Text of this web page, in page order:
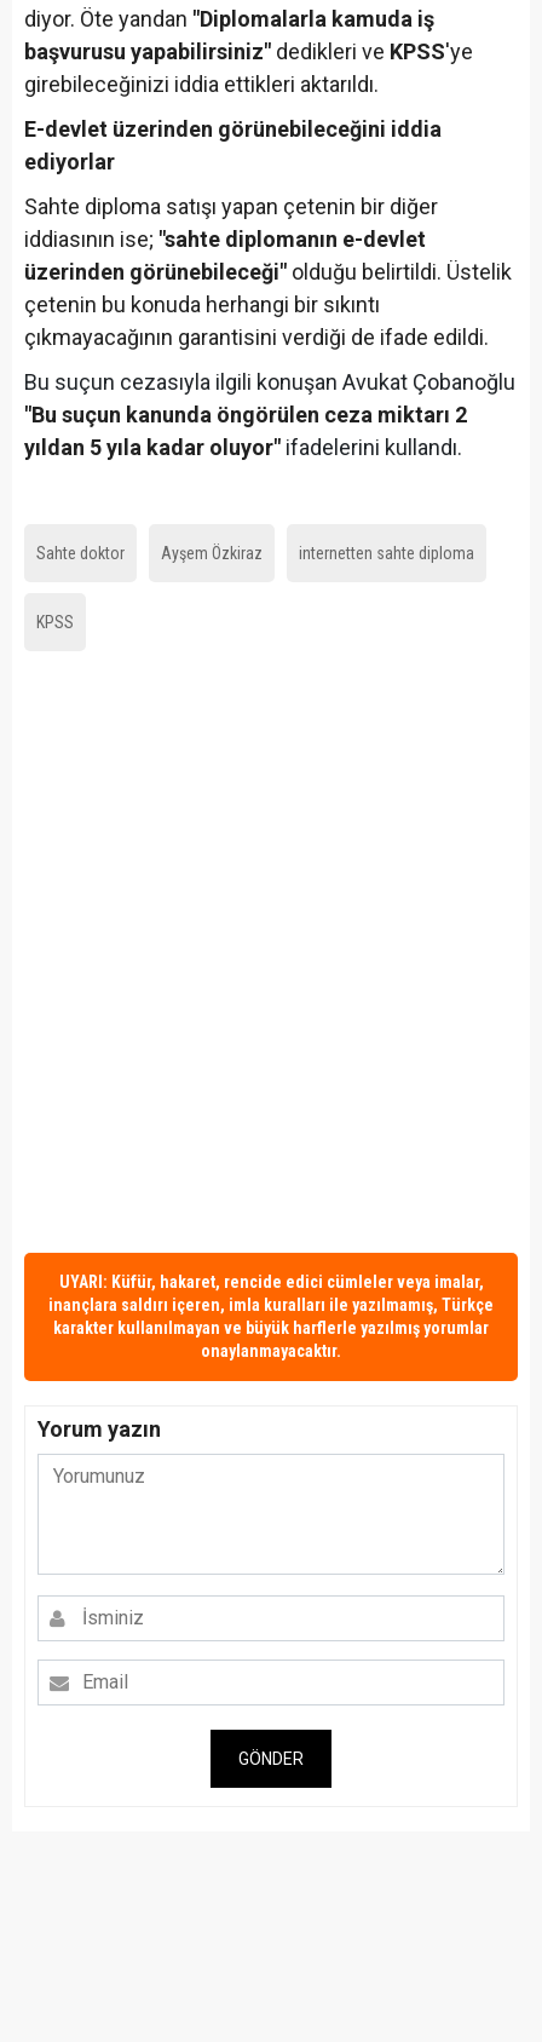
diyor. Öte yandan "Diplomalarla kamuda iş
başvurusu yapabilirsiniz" dedikleri ve KPSS'ye
girebileceğinizi iddia ettikleri aktarıldı.
E-devlet üzerinden görünebileceğini iddia
ediyorlar
Sahte diploma satışı yapan çetenin bir diğer
iddiasının ise; "sahte diplomanın e-devlet
üzerinden görünebileceği" olduğu belirtildi. Üstelik
çetenin bu konuda herhangi bir sıkıntı
çıkmayacağının garantisini verdiği de ifade edildi.
Bu suçun cezasıyla ilgili konuşan Avukat Çobanoğlu
"Bu suçun kanunda öngörülen ceza miktarı 2
yıldan 5 yıla kadar oluyor" ifadelerini kullandı.
Sahte doktor Ayşem Özkiraz internetten sahte diploma
KPSS
UYARI: Küfür, hakaret, rencide edici cümleler veya imalar,
inançlara saldırı içeren, imla kuralları ile yazılmamış, Türkçe
karakter kullanılmayan ve büyük harflerle yazılmış yorumlar
onaylanmayacaktır.
Yorum yazın
GÖNDER